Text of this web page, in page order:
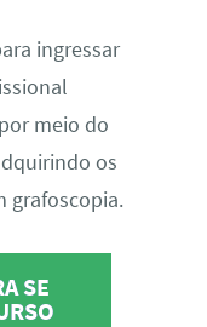
ingressar
meio do
os
grafoscopia.
SE